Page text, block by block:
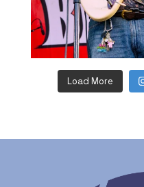
Load More